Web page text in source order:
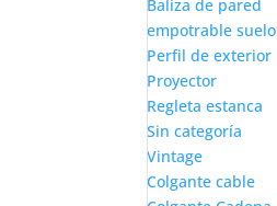
Baliza de pared
empotrable suelo
Perfil de exterior
Proyector
Regleta estanca
Sin categoría
Vintage
Colgante cable